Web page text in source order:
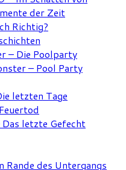
der Zeit
Richtig?
– Die Poolparty
– Pool Party
letzten Tage
letzte Gefecht
Rande des Untergangs